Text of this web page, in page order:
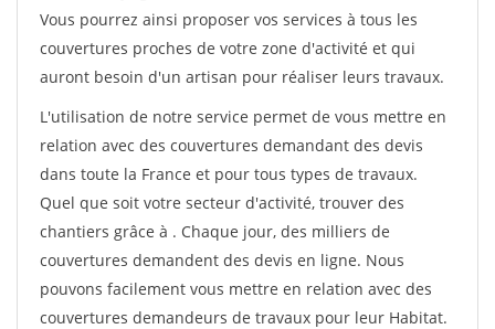
Vous pourrez ainsi proposer vos services à tous les
couvertures proches de votre zone d'activité et qui
auront besoin d'un artisan pour réaliser leurs travaux.
L'utilisation de notre service permet de vous mettre en
relation avec des couvertures demandant des devis
dans toute la France et pour tous types de travaux.
Quel que soit votre secteur d'activité, trouver des
chantiers grâce à . Chaque jour, des milliers de
couvertures demandent des devis en ligne. Nous
pouvons facilement vous mettre en relation avec des
couvertures demandeurs de travaux pour leur Habitat.